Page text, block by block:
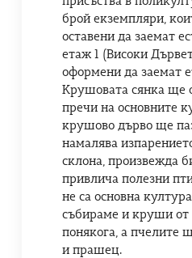
брой екземпляри,
оставени да заемат
етаж 1 (Високи
оформени да заемат
Крушовата сянка ще
пречи на основните
крушово дърво ще
намалява
склона, произвежда
привлича полезни
не са основна
събираме и круши от
понякога, а пчелите
и прашец.